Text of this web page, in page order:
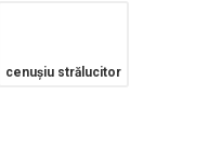
cenușiu strălucitor